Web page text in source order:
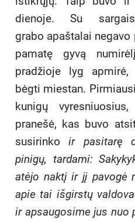
dienoje. Su
grabo apaštalai
pamatę gyvą
pradžioje lyg
bėgti miestan.
kunigų
pranešė, kas buvo
susirinkoir pasitarę
pinigų, tardami:
atėjo naktį ir jį pavogė
apie tai išgirstų
ir apsaugosime jus nuo